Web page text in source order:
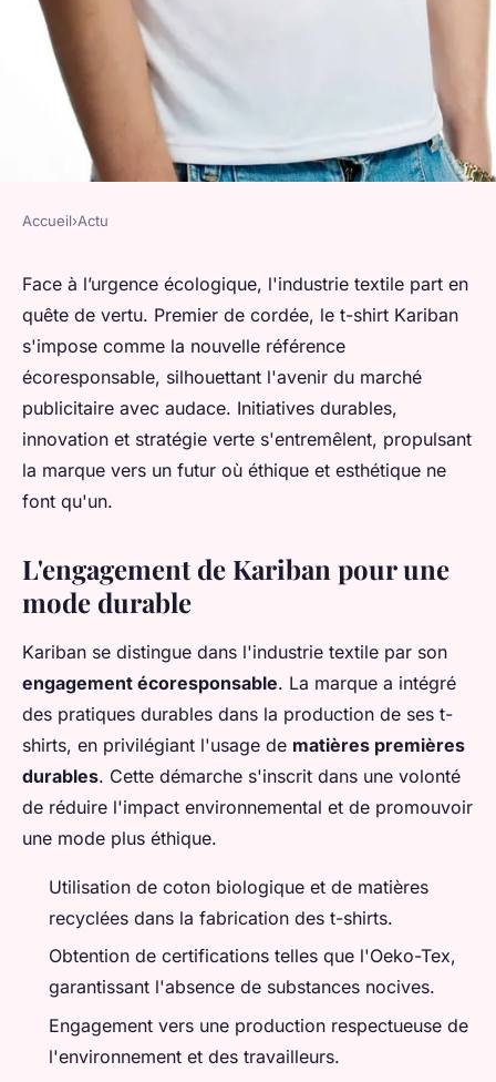
T-shirt kariban : Révolution
Écoresponsable dans le
Monde du Textile Publicitaire
valentin•9 mars 2024•2 min de lecture
Accueil›Actu
Face à l’urgence écologique, l'industrie textile part en
quête de vertu. Premier de cordée, le t-shirt Kariban
s'impose comme la nouvelle référence
écoresponsable, silhouettant l'avenir du marché
publicitaire avec audace. Initiatives durables,
innovation et stratégie verte s'entremêlent, propulsant
la marque vers un futur où éthique et esthétique ne
font qu'un.
L'engagement de Kariban pour une
mode durable
Kariban se distingue dans l'industrie textile par son
engagement écoresponsable. La marque a intégré
des pratiques durables dans la production de ses t-
shirts, en privilégiant l'usage de matières premières
durables. Cette démarche s'inscrit dans une volonté
de réduire l'impact environnemental et de promouvoir
une mode plus éthique.
Utilisation de coton biologique et de matières
recyclées dans la fabrication des t-shirts.
Obtention de certifications telles que l'Oeko-Tex,
garantissant l'absence de substances nocives.
Engagement vers une production respectueuse de
l'environnement et des travailleurs.